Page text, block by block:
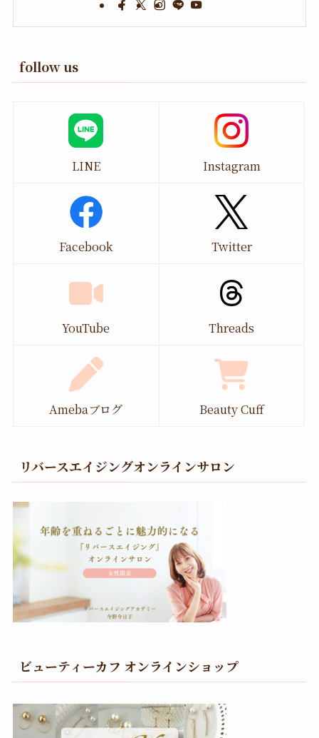
follow us
LINE Instagram
Facebook Twitter
YouTube Threads
Amebaブログ Beauty Cuff
リバースエイジングオンラインサロン
ビューティーカフ オンラインショップ